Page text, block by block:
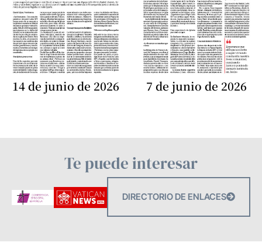
14 de junio de 2026 7 de junio de 2026
Te puede interesar
DIRECTORIO DE ENLACES